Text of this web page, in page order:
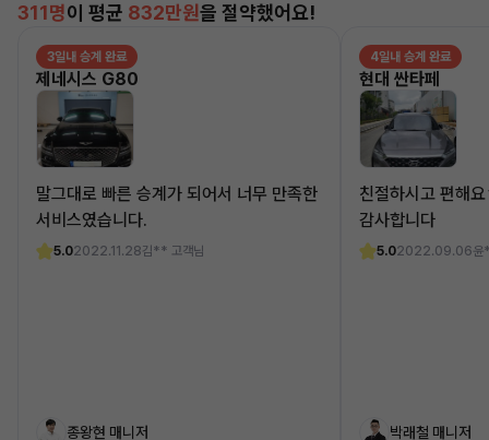
311명이 평균 832만원을 절약했어요!
3일내 승계 완료
제네시스 G80
말그대로 빠른 승계가 되어서 너무 만족한
서비스였습니다.
5.02022.11.28김** 고객님
종왕현 매니저
4일내 승계 완료
현대 싼타페
친절하시고 편해
감사합니다
5.02022.09.06윤
박래철 매니저